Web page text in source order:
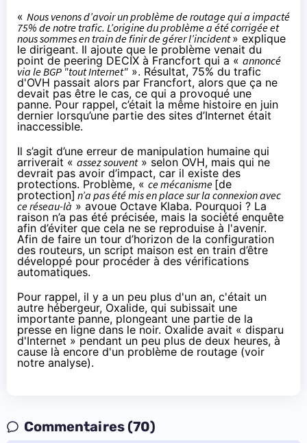
« Nous venons d’avoir un problème de routage qui a impacté
75% de notre trafic. L’origine du problème a été corrigée et
nous sommes en train de finir de gérer l’incident» explique
le dirigeant. Il ajoute que le problème venait du
point de peering DECIX à Francfort qui a « annoncé
via le BGP "tout Internet" ». Résultat, 75% du trafic
d'OVH passait alors par Francfort, alors que ça ne
devait pas être le cas, ce qui a provoqué une
panne. Pour rappel, c’était la même histoire en juin
dernier lorsqu’une partie des sites d’Internet était
inaccessible.
Il s’agit d’une erreur de manipulation humaine qui
arriverait « assez souvent» selon OVH, mais qui ne
devrait pas avoir d’impact, car il existe des
protections. Problème, « ce mécanisme [de
protection] n’a pas été mis en place sur la connexion avec
ce réseau-là » avoue Octave Klaba. Pourquoi ? La
raison n’a pas été précisée, mais la société enquête
afin d’éviter que cela ne se reproduise à l'avenir.
Afin de faire un tour d’horizon de la configuration
des routeurs, un script maison est en train d’être
développé pour procéder à des vérifications
automatiques.
Pour rappel, il y a un peu plus d'un an, c'était un
autre hébergeur, Oxalide, qui subissait une
importante panne, plongeant une partie de la
presse en ligne dans le noir. Oxalide avait « disparu
d'Internet » pendant un peu plus de deux heures, à
cause là encore d'un problème de routage (voir
notre analyse).
Commentaires (70)